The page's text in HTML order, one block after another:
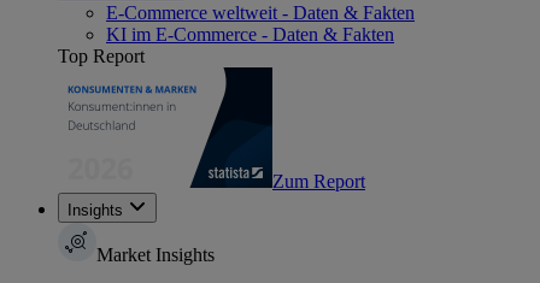
E-Commerce weltweit - Daten & Fakten
KI im E-Commerce - Daten & Fakten
Top Report
Zum Report
Insights
Market Insights